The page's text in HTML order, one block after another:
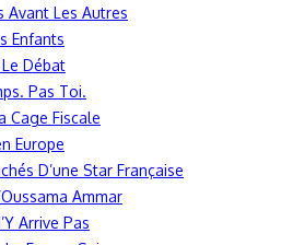
Avant Les Autres
Enfants
Débat
Pas Toi.
Cage Fiscale
Europe
D’une Star Française
Ammar
Arrive Pas